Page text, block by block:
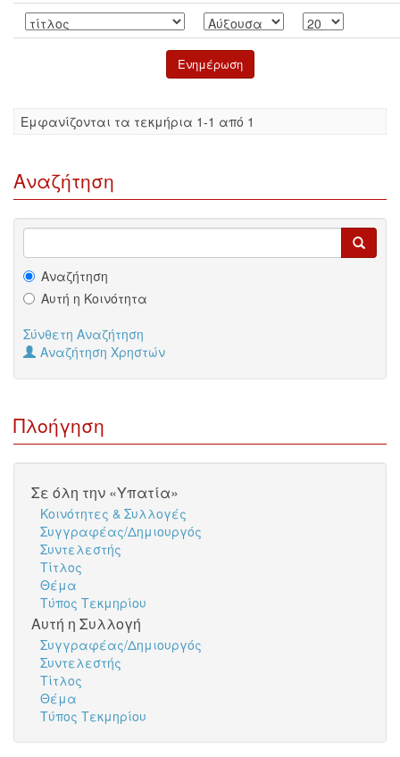
Eμφανίζονται τα τεκμήρια 1-1 από 1
Αναζήτηση
Αναζήτηση
Αυτή η Κοινότητα
Σύνθετη Αναζήτηση
Αναζήτηση Χρηστών
Πλοήγηση
Σε όλη την «Υπατία»
Κοινότητες & Συλλογές
Συγγραφέας/Δημιουργός
Συντελεστής
Τίτλος
Θέμα
Τύπος Τεκμηρίου
Αυτή η Συλλογή
Συγγραφέας/Δημιουργός
Συντελεστής
Τίτλος
Θέμα
Τύπος Τεκμηρίου